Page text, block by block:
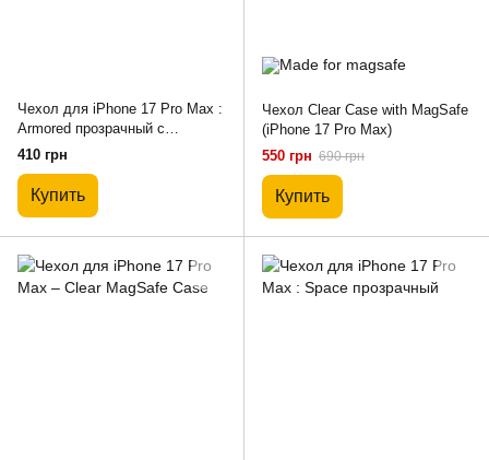
Чехол для iPhone 17 Pro Max :
Armored прозрачный с
усиленными углами
410 грн
Купить
Чехол Clear Case with MagSafe
(iPhone 17 Pro Max)
550 грн 690 грн
Купить